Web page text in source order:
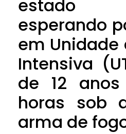
estado
esperando
em Unidade
Intensiva
de 12
horas sob
arma de